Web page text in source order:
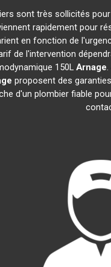
sont très sollicités
rapidement pour
en fonction de
de l'intervention
150L Arnage.
proposent des
d'un plombier fiable